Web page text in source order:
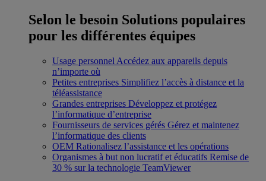
Selon le besoin Solutions populaires
pour les différentes équipes
Usage personnel Accédez aux appareils depuis
n’importe où
Petites entreprises Simplifiez l’accès à distance et la
téléassistance
Grandes entreprises Développez et protégez
l’informatique d’entreprise
Fournisseurs de services gérés Gérez et maintenez
l’informatique des clients
OEM Rationalisez l’assistance et les opérations
Organismes à but non lucratif et éducatifs Remise de
30 % sur la technologie TeamViewer